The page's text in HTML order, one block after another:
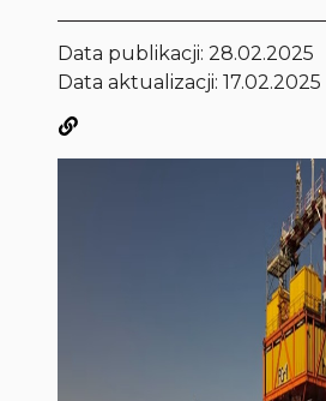
Data publikacji:28.02.2025
Data aktualizacji: 17.02.2025